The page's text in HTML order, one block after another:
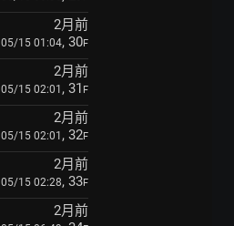
2月前
05/15 01:04, 30F
2月前
05/15 02:01 , 31 F
2月前
05/15 02:01 , 32F
2月前
05/15 02:28, 33F
2月前